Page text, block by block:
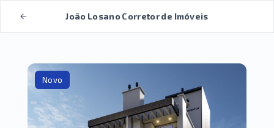
João Losano Corretor de Imóveis
Novo